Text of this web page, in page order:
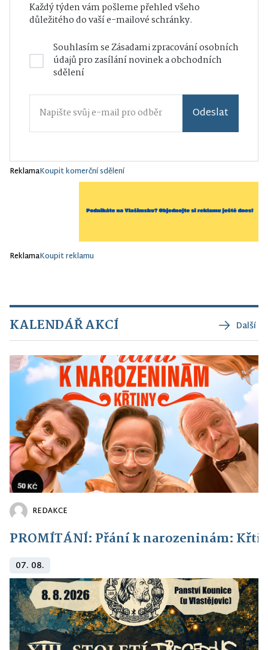
Každý týden vám pošleme přehled všeho
důležitého do vaší e-mailové schránky.
Souhlasím seZásadami zpracování osobních
údajůpro zasílání novinek a obchodních
sdělení
Odeslat
ReklamaKoupit komerční sdělení
ReklamaKoupit reklamu
KALENDÁŘ AKCÍ Další
REDAKCE
PROMÍTÁNÍ: Přání k narozeninám:
07. 08.